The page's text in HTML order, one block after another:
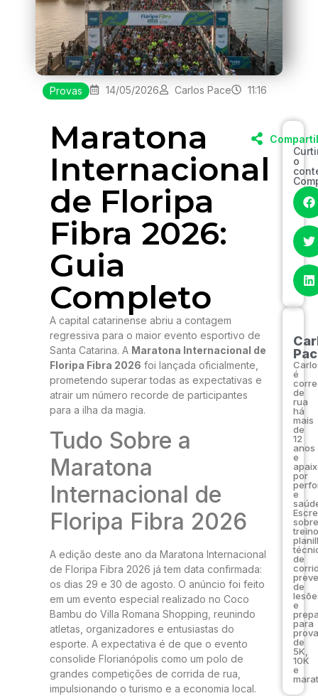
Provas 14/05/2026 Carlos Pace 11:16
Maratona
Internacional
de Floripa
Fibra 2026:
Guia
Completo
A capital catarinense abriu a contagem
regressiva para o maior evento esportivo de
Santa Catarina. A Maratona Internacional de
Floripa Fibra 2026 foi lançada oficialmente,
prometendo superar todas as expectativas e
atrair um número recorde de participantes
para a ilha da magia.
Tudo Sobre a
Maratona
Internacional de
Floripa Fibra 2026
A edição deste ano da Maratona Internacional
de Floripa Fibra 2026 já tem data confirmada:
os dias 29 e 30 de agosto. O anúncio foi feito
em um evento especial realizado no Coco
Bambu do Villa Romana Shopping, reunindo
atletas, organizadores e entusiastas do
esporte. A expectativa é de que o evento
consolide Florianópolis como um polo de
grandes competições de corrida de rua,
impulsionando o turismo e a economia local.
o
é
de
rua
há
mais
de
12
anos
e
por
e
sobre
de
de
e
para
de
5K,
10K
e